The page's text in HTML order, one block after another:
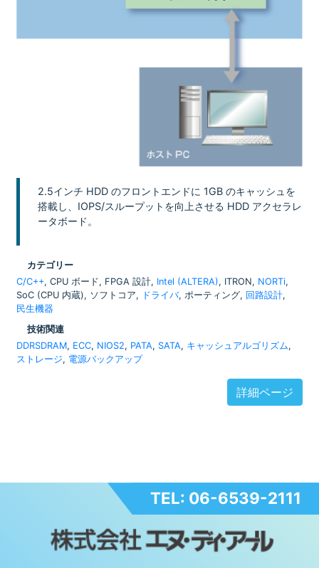
2.5インチ HDD のフロントエンドに 1GB のキャッシュを
搭載し、IOPS/スループットを向上させる HDD アクセラレ
ータボード。
カテゴリー
C/C++, CPU ボード, FPGA 設計, Intel (ALTERA), ITRON, NORTi,
SoC (CPU 内蔵), ソフトコア, ドライバ, ポーティング, 回路設計,
民生機器
技術関連
DDRSDRAM, ECC, NIOS2, PATA, SATA, キャッシュアルゴリズム,
ストレージ, 電源バックアップ
詳細ページ
TEL: 06-6539-2111